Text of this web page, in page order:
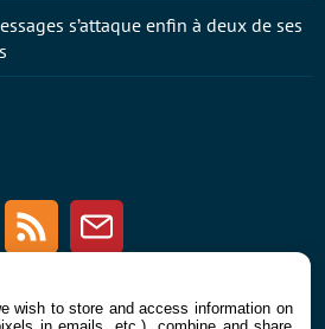
Youtube RSS Newsletter
À PROPOS
s’attaque enfin à deux de ses
wish to store and access information on
in emails, etc.), combine and share